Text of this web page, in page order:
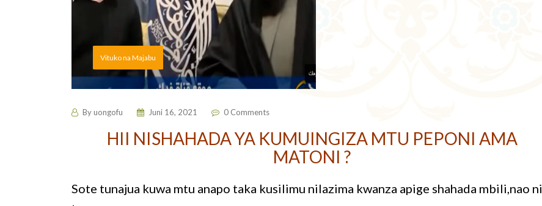
Vituko na Majabu
Byuongofu Juni 16, 2021 0 Comments
HII NISHAHADA YA KUMUINGIZA MTU PEPONI AMA
MATONI ?
Sote tunajua kuwa mtu anapo taka kusilimu nilazima kwanza apige shahada mbili,nao ni